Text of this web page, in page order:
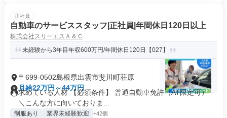
正社員
自動車のサービススタッフ|正社員|年間休日120日以上
株式会社スリーエスＡ＆Ｃ
未経験から3年目年収600万円/年間休日120日【027】
〒699-0502島根県出雲市斐川町荘原
月給22万円～44万円
求めている人材 【必須条件】 普通自動車免許（AT限定可）
＼こんな方に向いておりま...
制服あり 業界未経験歓迎 +42個